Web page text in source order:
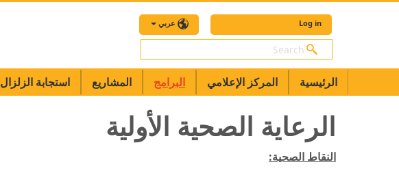
عربي Log in
بحث
الرئيسية المركز الإعلامي البرامج المشاريع استجابة الزلزال
الرعاية الصحية الأولية
النقاط الصحية: